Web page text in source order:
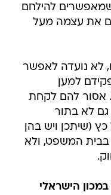
שמאפשרים להילחם
את עצמה מעל
לא נועדה לאפשר
למען
אסור להם לקחת
גם לא בתור
(שיתכן ויש בהן
בבית המשפט, ולא
הישראלי